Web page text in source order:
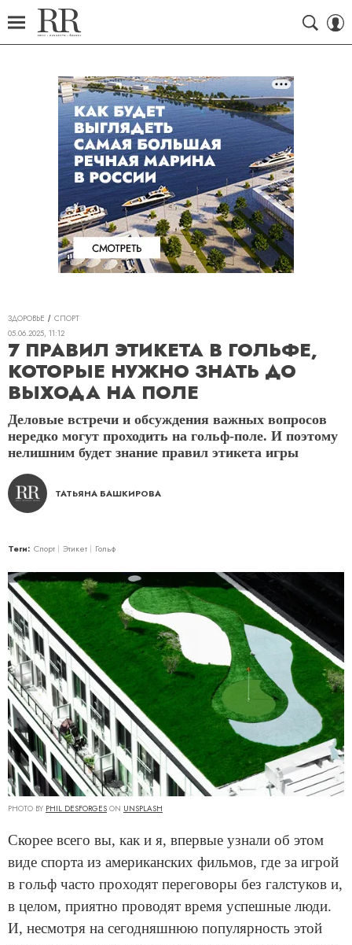
ЗДОРОВЬЕ
СПОРТ
05.06.2025, 11:12
7 ПРАВИЛ ЭТИКЕТА В ГОЛЬФЕ,
КОТОРЫЕ НУЖНО ЗНАТЬ ДО
ВЫХОДА НА ПОЛЕ
Деловые встречи и обсуждения важных вопросов
нередко могут проходить на гольф-поле. И поэтому
нелишним будет знание правил этикета игры
ТАТЬЯНА БАШКИРОВА
Теги: Спорт Этикет Гольф
PHOTO BY PHIL DESFORGES ON UNSPLASH
Скорее всего вы, как и я, впервые узнали об этом
виде спорта из американских фильмов, где за игрой
в гольф часто проходят переговоры без галстуков и,
в целом, приятно проводят время успешные люди.
И, несмотря на сегодняшнюю популярность этой